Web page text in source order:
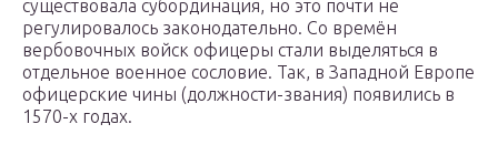
существовала субординация, но это почти не
регулировалось законодательно. Со времён
вербовочных войск офицеры стали выделяться в
отдельное военное сословие. Так, в Западной Европе
офицерские чины (должности-звания) появились в
1570-х годах.